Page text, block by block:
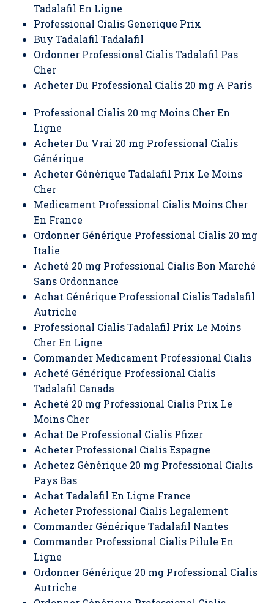
Tadalafil En Ligne
Professional Cialis Generique Prix
Buy Tadalafil Tadalafil
Ordonner Professional Cialis Tadalafil Pas
Cher
Acheter Du Professional Cialis 20 mg A Paris
Professional Cialis 20 mg Moins Cher En
Ligne
Acheter Du Vrai 20 mg Professional Cialis
Générique
Acheter Générique Tadalafil Prix Le Moins
Cher
Medicament Professional Cialis Moins Cher
En France
Ordonner Générique Professional Cialis 20 mg
Italie
Acheté 20 mg Professional Cialis Bon Marché
Sans Ordonnance
Achat Générique Professional Cialis Tadalafil
Autriche
Professional Cialis Tadalafil Prix Le Moins
Cher En Ligne
Commander Medicament Professional Cialis
Acheté Générique Professional Cialis
Tadalafil Canada
Acheté 20 mg Professional Cialis Prix Le
Moins Cher
Achat De Professional Cialis Pfizer
Acheter Professional Cialis Espagne
Achetez Générique 20 mg Professional Cialis
Pays Bas
Achat Tadalafil En Ligne France
Acheter Professional Cialis Legalement
Commander Générique Tadalafil Nantes
Commander Professional Cialis Pilule En
Ligne
Ordonner Générique 20 mg Professional Cialis
Autriche